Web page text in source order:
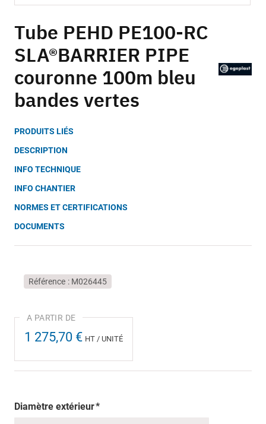
to
the
beginning
of
the
images
gallery
Tube PEHD PE100-RC
SLA®BARRIER PIPE
couronne 100m bleu
bandes vertes
PRODUITS LIÉS
DESCRIPTION
INFO TECHNIQUE
INFO CHANTIER
NORMES ET CERTIFICATIONS
DOCUMENTS
Référence M026445
1 275,70 € HT / UNITÉ
Diamètre extérieur